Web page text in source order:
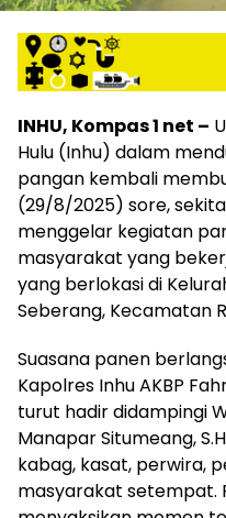
INHU, Kompas 1 net –
Hulu (Inhu) dalam
pangan kembali
(29/8/2025) sore,
menggelar kegiatan
masyarakat yang
yang berlokasi di
Seberang, Kecamatan
Suasana panen
Kapolres Inhu AKBP
turut hadir didampingi
Manapar Situmeang,
kabag, kasat, perwira,
masyarakat setempat.